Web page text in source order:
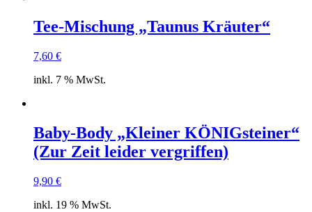
Tee-Mischung „Taunus Kräuter“
7,60 €
inkl. 7 % MwSt.
Baby-Body „Kleiner KÖNIGsteiner“
(Zur Zeit leider vergriffen)
9,90 €
inkl. 19 % MwSt.